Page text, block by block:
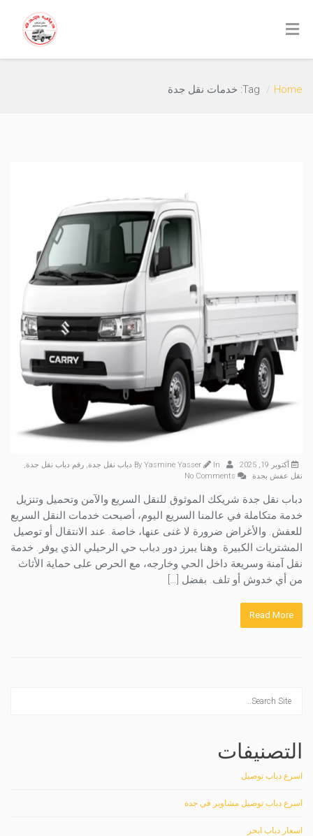
Home Tag: خدمات نقل جدة
أكتوبر 19, 2025 Yasmine Yasser In دباب نقل جدة, رقم دباب نقل جدة,
نقل عفش بجدة
دباب نقل جدة شريكك الموثوق للنقل السريع والآمن وتحميل وتنزيل
خدمة متكاملة في عالمنا السريع اليوم، أصبحت خدمات النقل السريع
للعفش. والأغراض ضرورة لا غنى عنها، خاصة. عند الانتقال أو توصيل
المشتريات الكبيرة. وهنا يبرز دور دباب حي الرحيلي الذي يوفر. خدمة
نقل آمنة وسريعة داخل الحي وخارجه، مع الحرص على حماية الأثاث
من أي خدوش أو تلف. بفضل […]
Read More
التصنيفات
اسرع دباب توصيل
اسرع دباب توصيل مشاوير في جدة
اسعار دباب ابحر